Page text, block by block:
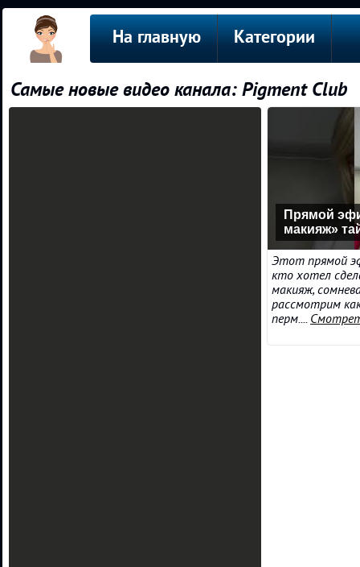
На главную Категории
Самые новые видео канала: Pigment Club
Прямой
макияж»
Этот прямой
кто хотел
макияж,
рассмотрим
перм....